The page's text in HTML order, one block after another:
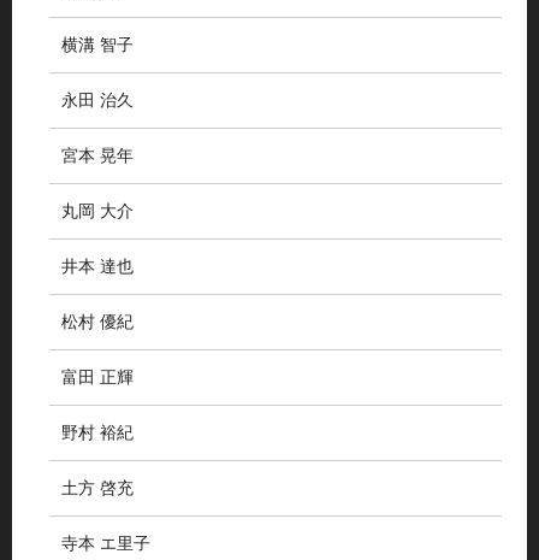
横溝 智子
永田 治久
宮本 晃年
丸岡 大介
井本 達也
松村 優紀
富田 正輝
野村 裕紀
土方 啓充
寺本 エ里子